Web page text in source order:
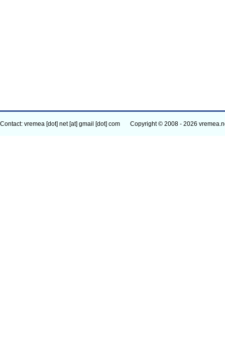
Contact: vremea [dot] net [at] gmail [dot] com Copyright © 2008 - 2026